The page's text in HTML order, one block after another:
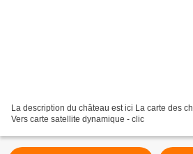
La description du château est ici La carte des
Vers carte satellite dynamique - clic